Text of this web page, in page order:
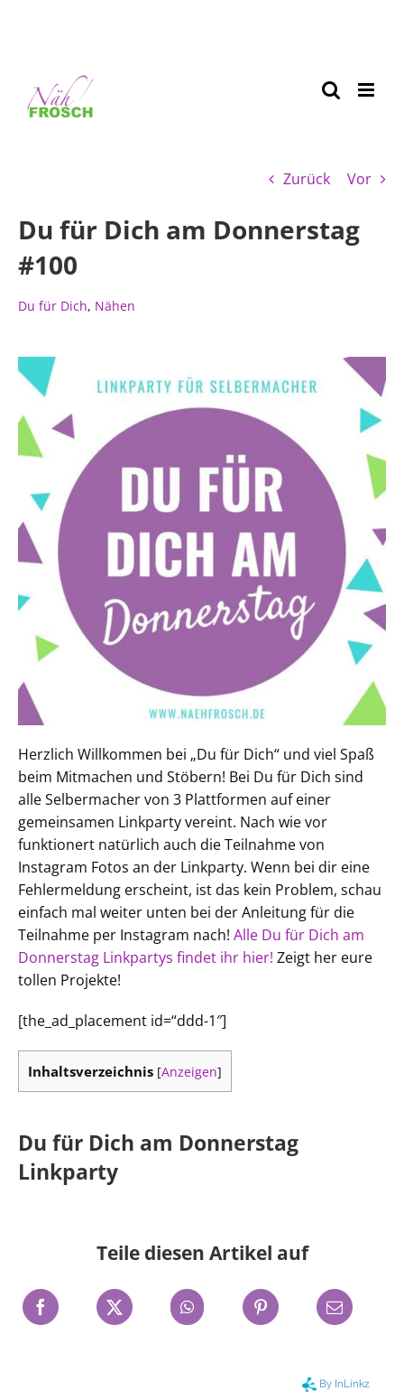
Zurück Vor
Du für Dich am Donnerstag
#100
Du für Dich, Nähen
Herzlich Willkommen bei „Du für Dich“ und viel Spaß
beim Mitmachen und Stöbern! Bei Du für Dich sind
alle Selbermacher von 3 Plattformen auf einer
gemeinsamen Linkparty vereint. Nach wie vor
funktionert natürlich auch die Teilnahme von
Instagram Fotos an der Linkparty. Wenn bei dir eine
Fehlermeldung erscheint, ist das kein Problem, schau
einfach mal weiter unten bei der Anleitung für die
Teilnahme per Instagram nach! Alle Du für Dich am
Donnerstag Linkpartys findet ihr hier! Zeigt her eure
tollen Projekte!
[the_ad_placement id=“ddd-1″]
Inhaltsverzeichnis [Anzeigen]
Du für Dich am Donnerstag
Linkparty
Teile diesen Artikel auf